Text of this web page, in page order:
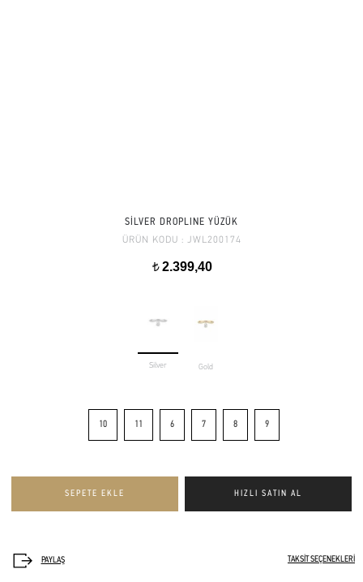
SİLVER DROPLINE YÜZÜK
ÜRÜN KODU : JWL200174
t2.399,40
Silver Gold
10 11 6 7 8 9
TAKSİT SEÇENEKLERİ